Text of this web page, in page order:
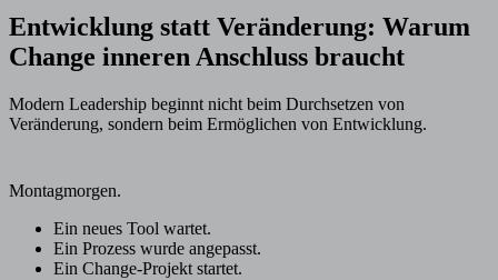
Entwicklung statt Veränderung: Warum
Change inneren Anschluss braucht
Modern Leadership beginnt nicht beim Durchsetzen von
Veränderung, sondern beim Ermöglichen von Entwicklung.
Montagmorgen.
Ein neues Tool wartet.
Ein Prozess wurde angepasst.
Ein Change-Projekt startet.